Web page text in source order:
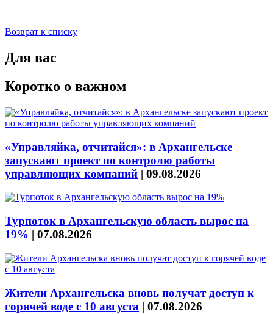
Возврат к списку
Для вас
Коротко о важном
«Управляйка, отчитайся»: в Архангельске
запускают проект по контролю работы
управляющих компаний | 09.08.2026
Турпоток в Архангельскую область вырос на
19% | 07.08.2026
Жители Архангельска вновь получат доступ к
горячей воде с 10 августа | 07.08.2026